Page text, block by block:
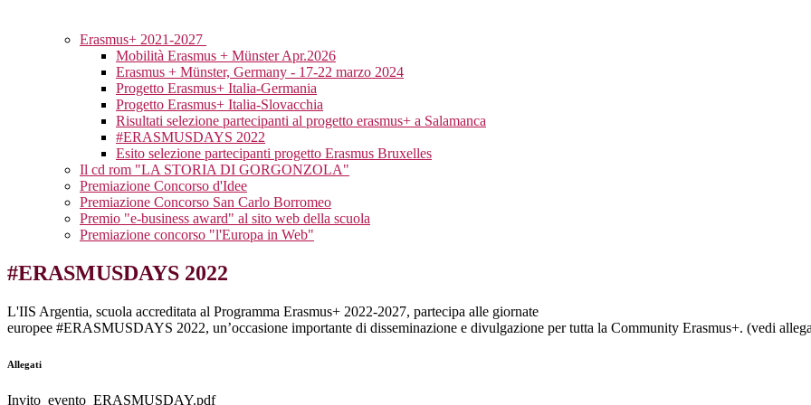
Erasmus+ 2021-2027
Mobilità Erasmus + Münster Apr.2026
Erasmus + Münster, Germany - 17-22 marzo 2024
Progetto Erasmus+ Italia-Germania
Progetto Erasmus+ Italia-Slovacchia
Risultati selezione partecipanti al progetto erasmus+ a Salamanca
#ERASMUSDAYS 2022
Esito selezione partecipanti progetto Erasmus Bruxelles
Il cd rom "LA STORIA DI GORGONZOLA"
Premiazione Concorso d'Idee
Premiazione Concorso San Carlo Borromeo
Premio "e-business award" al sito web della scuola
Premiazione concorso "l'Europa in Web"
#ERASMUSDAYS 2022
L'IIS Argentia, scuola accreditata al Programma Erasmus+ 2022-2027, partecipa alle giornate
europee #ERASMUSDAYS 2022, un’occasione importante di disseminazione e divulgazione per tutta la Community Erasmus+. (vedi
Allegati
Invito_evento_ERASMUSDAY.pdf